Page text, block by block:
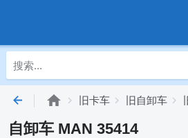
旧卡车 旧自卸车
自卸车 MAN 35414